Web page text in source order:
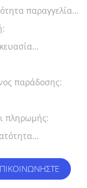
παραγγελίας
παράδοσης:
πληρωμής: